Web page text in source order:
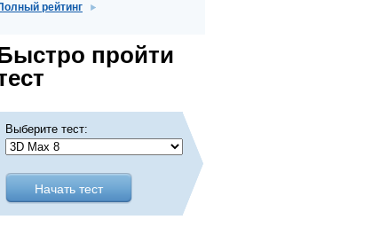
рейтинг
пройти
Выберите тест: